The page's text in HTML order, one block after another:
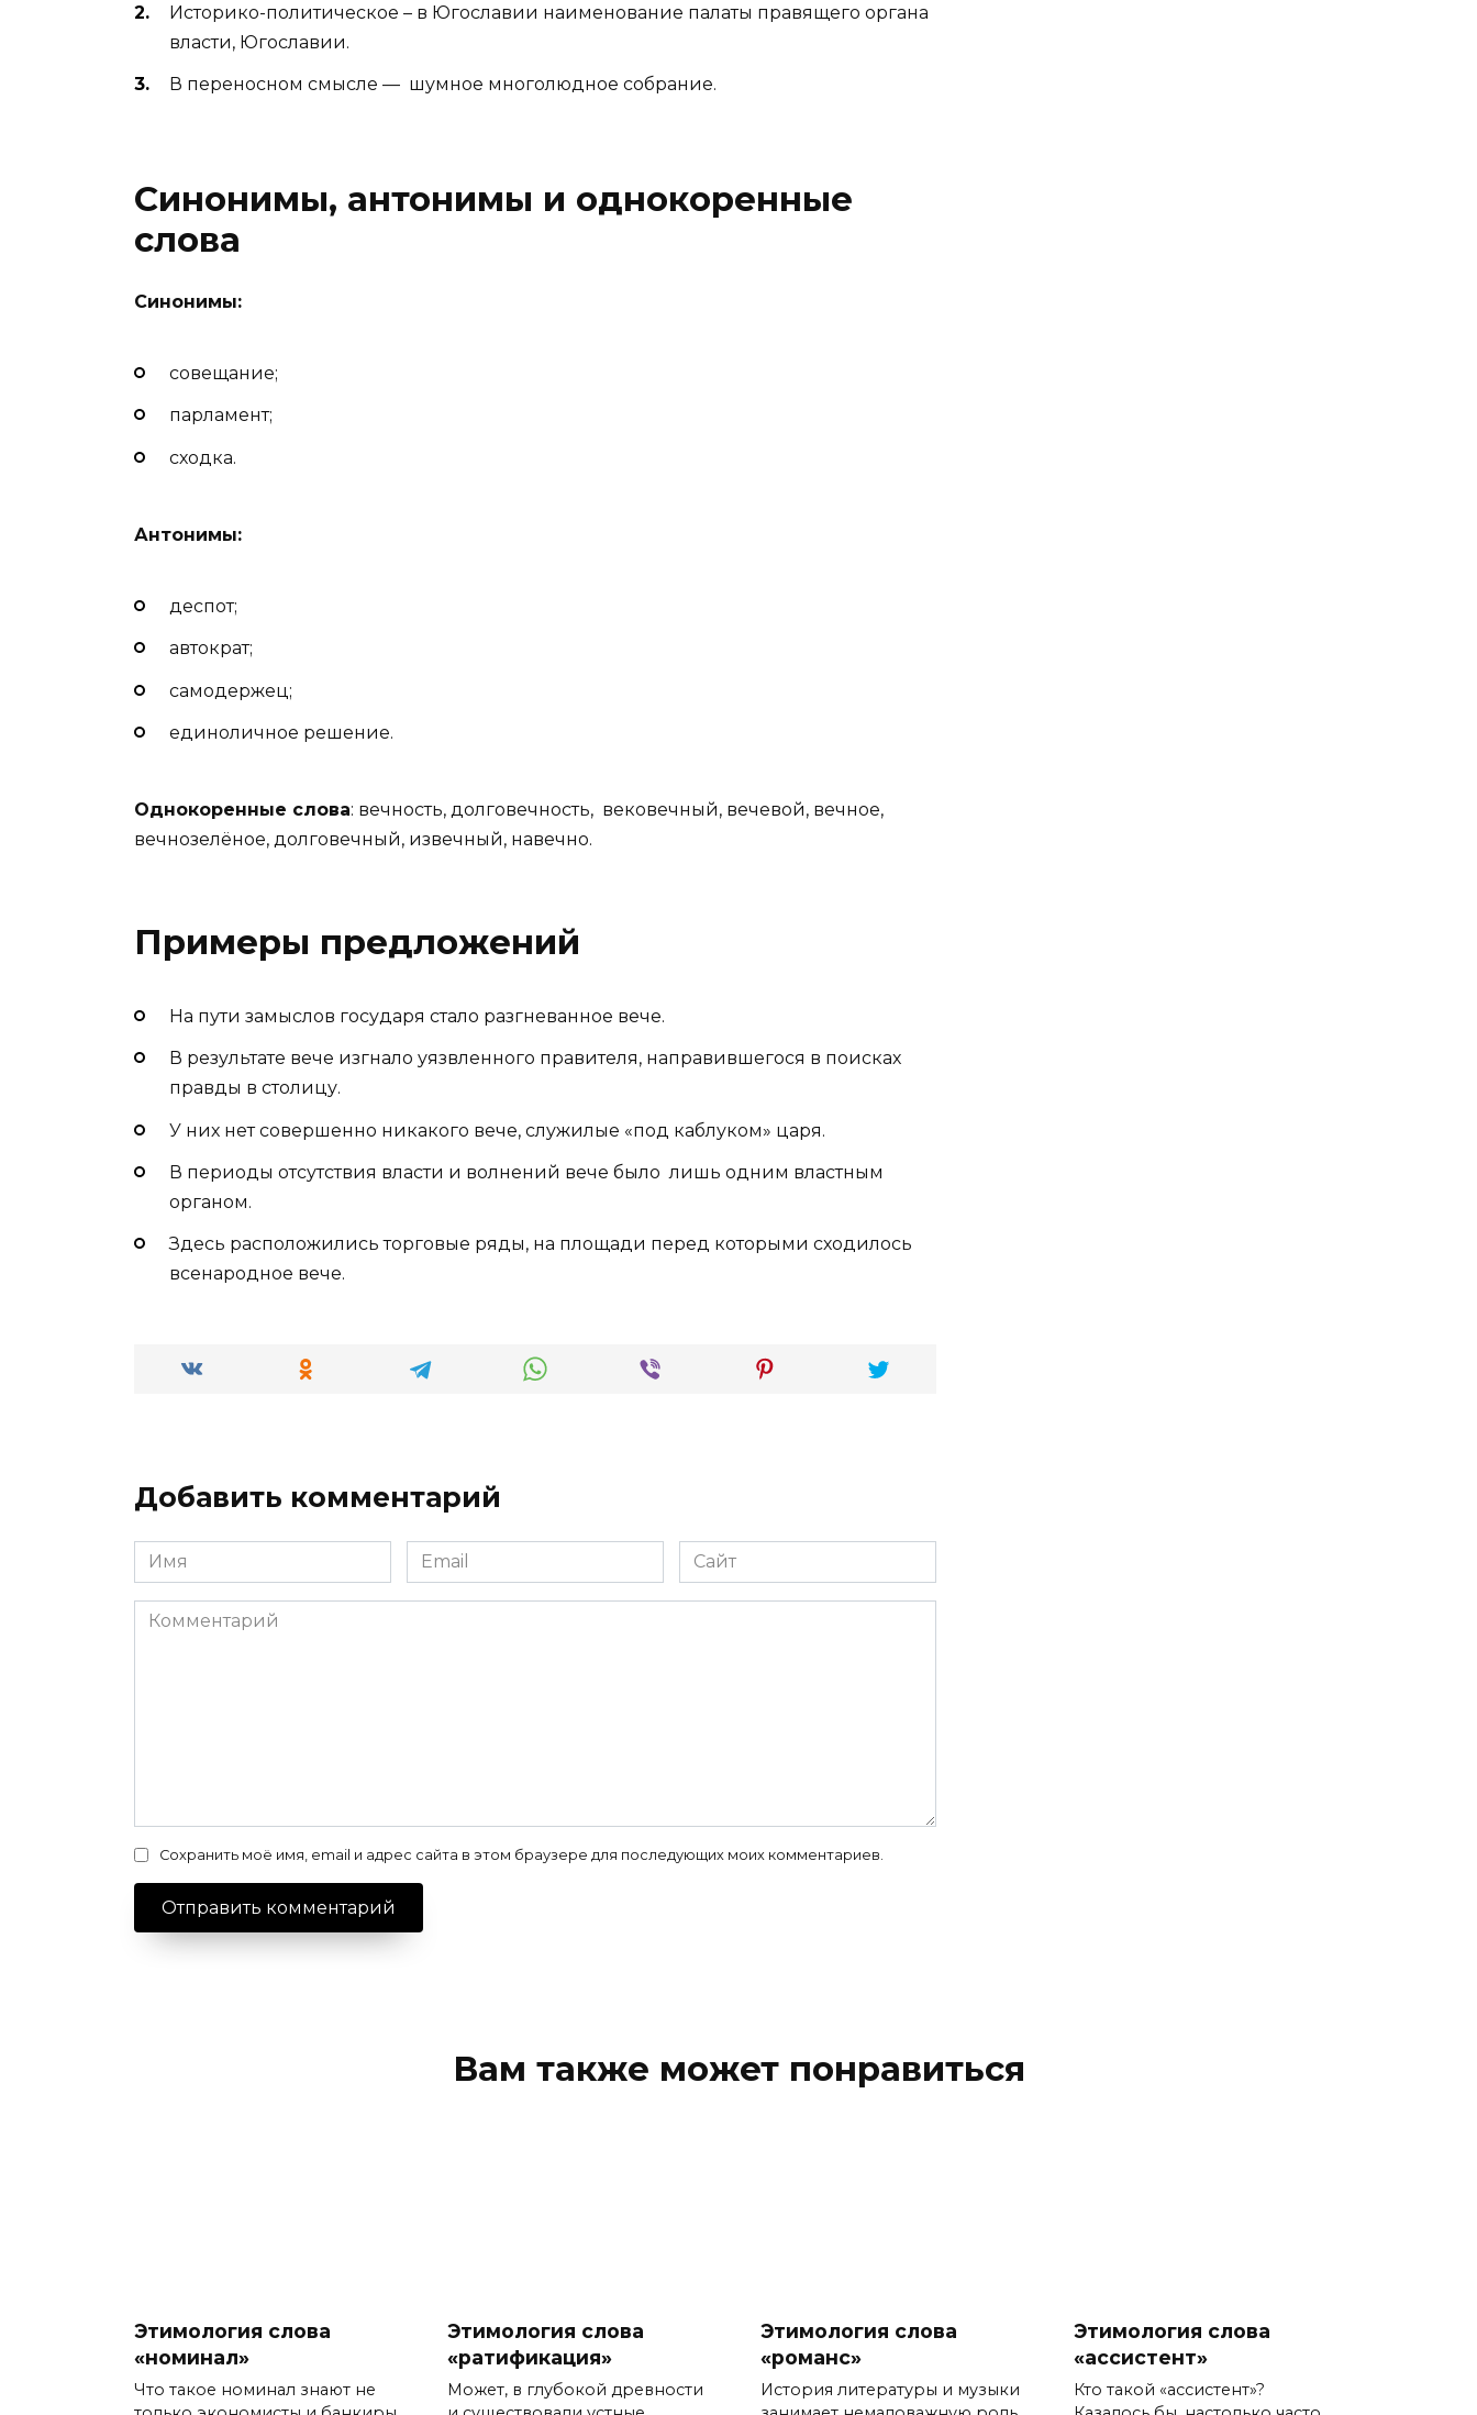
Историко-политическое – в Югославии наименование палаты правящего органа
власти, Югославии.
В переносном смысле — шумное многолюдное собрание.
Синонимы, антонимы и однокоренные
слова
Синонимы:
совещание;
парламент;
сходка.
Антонимы:
деспот;
автократ;
самодержец;
единоличное решение.
Однокоренные слова: вечность, долговечность, вековечный, вечевой, вечное,
вечнозелёное, долговечный, извечный, навечно.
Примеры предложений
На пути замыслов государя стало разгневанное вече.
В результате вече изгнало уязвленного правителя, направившегося в поисках
правды в столицу.
У них нет совершенно никакого вече, служилые «под каблуком» царя.
В периоды отсутствия власти и волнений вече было лишь одним властным
органом.
Здесь расположились торговые ряды, на площади перед которыми сходилось
всенародное вече.
Добавить комментарий
Имя
*
Email
*
Сайт
Комментарий
Сохранить моё имя, email и адрес сайта в этом браузере для последующих моих комментариев.
Вам также может понравиться
Этимология слова
«номинал»
Что такое номинал знают не
Этимология слова
«ратификация»
Может, в глубокой древности
Этимология слова
«романс»
История литературы и музыки
Этимология слова
«ассистент»
Кто такой «ассистент»?